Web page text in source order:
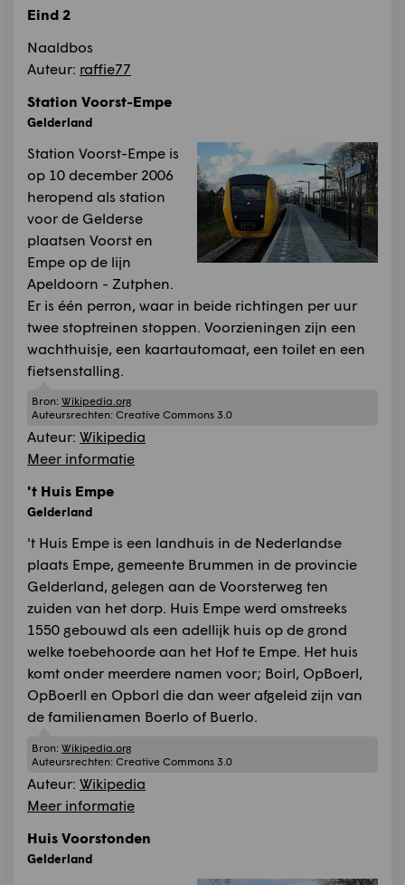
Eind 2
Naaldbos
Auteur: raffie77
Station Voorst-Empe
Gelderland
Station Voorst-Empe is
op 10 december 2006
heropend als station
voor de Gelderse
plaatsen Voorst en
Empe op de lijn
Apeldoorn - Zutphen.
Er is één perron, waar in beide richtingen per uur
twee stoptreinen stoppen. Voorzieningen zijn een
wachthuisje, een kaartautomaat, een toilet en een
fietsenstalling.
Bron: Wikipedia.org
Auteursrechten: Creative Commons 3.0
Auteur: Wikipedia
Meer informatie
't Huis Empe
Gelderland
't Huis Empe is een landhuis in de Nederlandse
plaats Empe, gemeente Brummen in de provincie
Gelderland, gelegen aan de Voorsterweg ten
zuiden van het dorp. Huis Empe werd omstreeks
1550 gebouwd als een adellijk huis op de grond
welke toebehoorde aan het Hof te Empe. Het huis
komt onder meerdere namen voor; Boirl, OpBoerl,
OpBoerll en Opborl die dan weer afgeleid zijn van
de familienamen Boerlo of Buerlo.
Bron: Wikipedia.org
Auteursrechten: Creative Commons 3.0
Auteur: Wikipedia
Meer informatie
Huis Voorstonden
Gelderland